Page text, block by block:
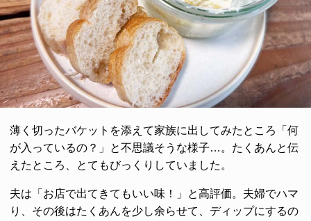
薄く切ったバケットを添えて家族に出してみたところ「何
が入っているの？」と不思議そうな様子…。たくあんと伝
えたところ、とてもびっくりしていました。
夫は「お店で出てきてもいい味！」と高評価。夫婦でハマ
り、その後はたくあんを少し余らせて、ディップにするの